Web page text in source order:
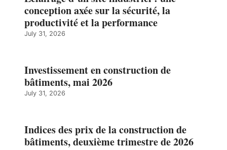
conception axée sur la sécurité, la
productivité et la performance
July 31, 2026
Investissement en construction de
bâtiments, mai 2026
July 31, 2026
Indices des prix de la construction de
bâtiments, deuxième trimestre de 2026